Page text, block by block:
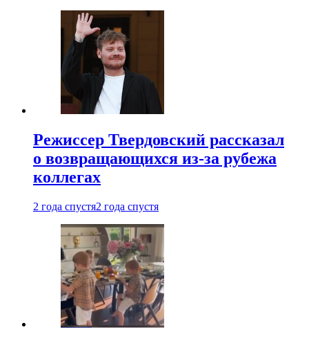
Режиссер Твердовский рассказал
о возвращающихся из-за рубежа
коллегах
2 года спустя2 года спустя